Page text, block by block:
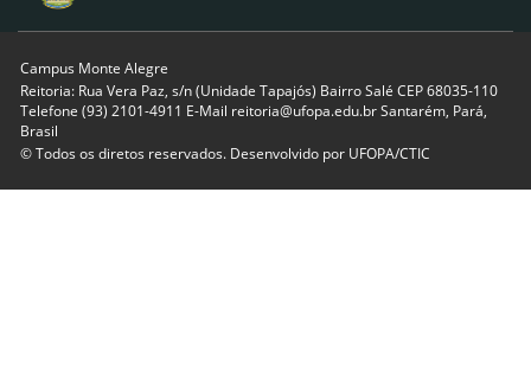
Campus Monte Alegre
Reitoria: Rua Vera Paz, s/n (Unidade Tapajós) Bairro Salé CEP 68035-110
Telefone (93) 2101-4911 E-Mail reitoria@ufopa.edu.br Santarém, Pará,
Brasil
© Todos os diretos reservados. Desenvolvido por UFOPA/CTIC